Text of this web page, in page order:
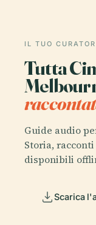
IL TUO
Tutta
Guide audio
Storia,
disponibili
Scarica